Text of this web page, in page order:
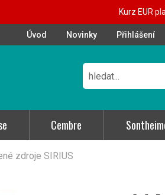
Kurz EUR
Úvod Novinky Přihlášení
Cembre
zdroje SIRIUS